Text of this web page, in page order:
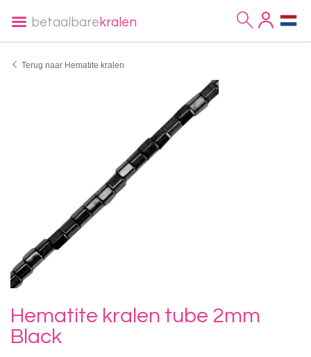
betaalbare kralen
Terug naar Hematite kralen
Hematite kralen tube 2mm
Black